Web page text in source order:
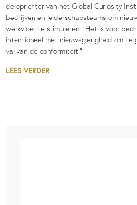
de oprichter van het Global Curiosity
bedrijven en leiderschapsteams om
werkvloer te stimuleren. "Het is voor
intentioneel met nieuwsgierigheid om te
val van de conformiteit.”
LEES VERDER